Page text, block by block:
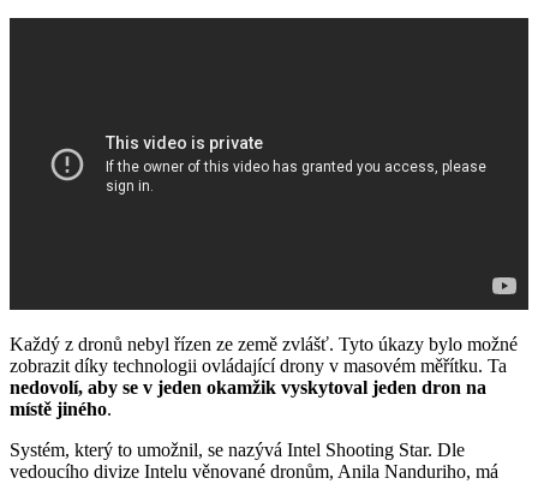
Každý z dronů nebyl řízen ze země zvlášť. Tyto úkazy bylo možné
zobrazit díky technologii ovládající drony v masovém měřítku. Ta
nedovolí, aby se v jeden okamžik vyskytoval jeden dron na
místě jiného.
Systém, který to umožnil, se nazývá Intel Shooting Star. Dle
vedoucího divize Intelu věnované dronům, Anila Nanduriho, má